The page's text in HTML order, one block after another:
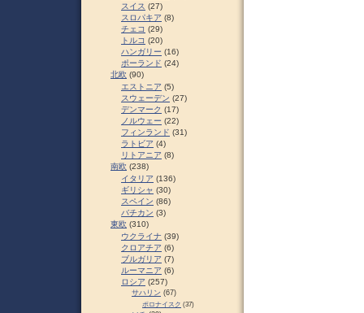
スイス (27)
スロパキア (8)
チェコ (29)
トルコ (20)
ハンガリー (16)
ポーランド (24)
北欧 (90)
エストニア (5)
スウェーデン (27)
デンマーク (17)
ノルウェー (22)
フィンランド (31)
ラトビア (4)
リトアニア (8)
南欧 (238)
イタリア (136)
ギリシャ (30)
スペイン (86)
バチカン (3)
東欧 (310)
ウクライナ (39)
クロアチア (6)
ブルガリア (7)
ルーマニア (6)
ロシア (257)
サハリン (67)
ポロナイスク (37)